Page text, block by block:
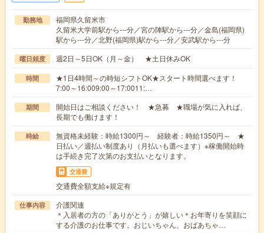
勤務地
福岡県久留米市
久留米大学前駅から---分／宮の陣駅から---分／金島(福岡県)
駅から---分／北野(福岡県)駅から---分／安武駅から---分
曜日頻度 週2日～5日OK（月～金） ★土日休みOK
時間
★1日4時間～の時短シフトOK★スタート時間選べます！
7:00～16:009:00～17:0011:…
期間
開始日はご相談ください！ ★急募 ★職場が気に入れば、
長期でも働けます！
時給
無資格未経験：時給1300円～ 経験者：時給1350円～ ★
日払い／週払い制度あり（月払いも選べます）※稼働開始時
は手続き完了次第のお支払いとなります。
交通費
交通費全額支給※規定有
仕事内容
介護関連
＊入居者の方の「ありがとう」が嬉しい＊お年寄りを笑顔に
する介護のお仕事です。おじいちゃん、おばあちゃ…